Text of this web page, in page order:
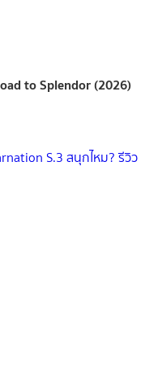
to Splendor (2026)